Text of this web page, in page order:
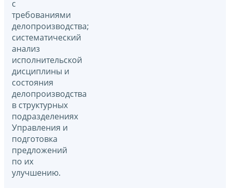
с
требованиями
делопроизводства;
систематический
анализ
исполнительской
дисциплины и
состояния
делопроизводства
в структурных
подразделениях
Управления и
подготовка
предложений
по их
улучшению.